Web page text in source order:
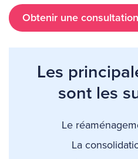
Obtenir une
Les
sont les
Le
La